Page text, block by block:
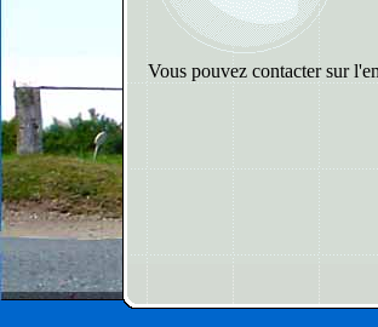
Vous pouvez contacter sur